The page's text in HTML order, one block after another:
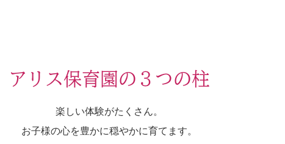
アリス保育園の３つの柱
楽しい体験がたくさん。
お子様の心を豊かに穏やかに育てます。